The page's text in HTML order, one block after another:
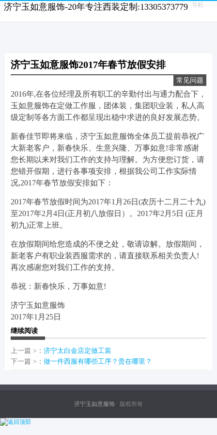
济宁玉如意服饰-20年专注西装定制:13305373779 导航
济宁玉如意服饰2017年春节放假安排
常见问题
2016年,在各位经理及所有职工的辛勤付出与通力配合下，
玉如意服饰在定做工作服，团体装，集团职业装，私人高
级定制等各方面工作都呈现出稳中求进的良好发展态势。
新春佳节即将来临，济宁玉如意服饰全体员工提前恭祝广
大新老客户，新春快乐、生意兴隆、万事如意!非常感谢
您长期以来对我们工作的支持与理解。为方便您订货，请
您错开假期，进行各事项安排，根据我公司工作实际情
况,2017年春节放假安排如下：
2017年春节放假时间为2017年1月26日(农历十二月二十九)
至2017年2月4日(正月初八放假日）。2017年2月5日 (正月
初九)正常上班。
在放假期间给您造成的不便之处，敬请谅解。放假期间，
新老客户有职业装西服需求的，请直接联系相关负责人!
再次感谢您对我们工作的支持。
恭祝：新春快乐，万事如意!
济宁玉如意服饰
2017年1月25日
继续阅读
上一篇 >： 济宁太白金店定做工装
下一篇 >： 做一件西服有哪些工序？贵在哪里？
济宁玉如意服饰 · 版权所有